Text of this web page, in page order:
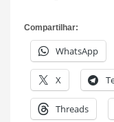
Compartilhar:
WhatsApp
X
Threads